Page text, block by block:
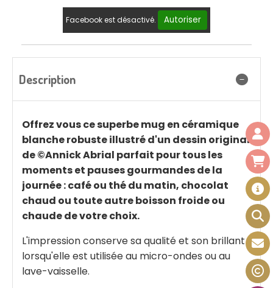
Facebook est désactivé. Autoriser
Description
Offrez vous ce superbe mug en céramique
blanche robuste illustré d'un dessin original
de ©Annick Abrial parfait pour tous les
moments et pauses gourmandes de la
journée : café ou thé du matin, chocolat
chaud ou toute autre boisson froide ou
chaude de votre choix.
L'impression conserve sa qualité et son brillant
lorsqu'elle est utilisée au micro-ondes ou au
lave-vaisselle.